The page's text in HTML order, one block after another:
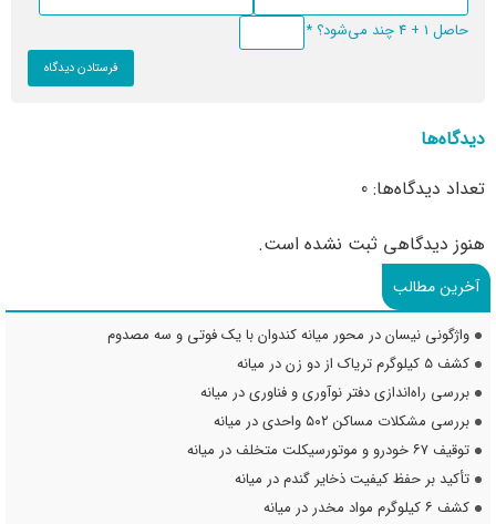
حاصل 1 + 4 چند می‌شود؟ *
دیدگاه‌ها
تعداد دیدگاه‌ها: 0
هنوز دیدگاهی ثبت نشده است.
آخرین مطالب
واژگونی نیسان در محور میانه کندوان با یک فوتی و سه مصدوم
کشف ۵ کیلوگرم تریاک از دو زن در میانه
بررسی راه‌اندازی دفتر نوآوری و فناوری در میانه
بررسی مشکلات مساکن ۵۰۲ واحدی در میانه
توقیف ۶۷ خودرو و موتورسیکلت متخلف در میانه
تأکید بر حفظ کیفیت ذخایر گندم در میانه
کشف ۶ کیلوگرم مواد مخدر در میانه